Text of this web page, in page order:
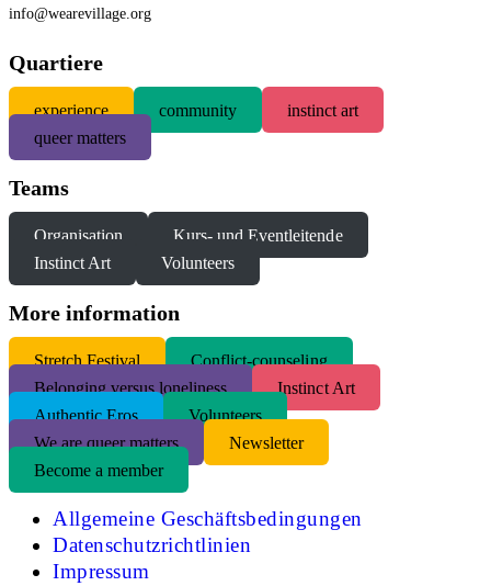
info@wearevillage.org
Quartiere
experience community
instinct art
queer matters
Teams
Organisation
Kurs- und Eventleitende
Instinct Art
Volunteers
More information
Stretch Festival
Conflict-counseling
Belonging versus loneliness
Instinct Art
Authentic Eros
Volunteers
We are queer matters
Newsletter
Become a member
Allgemeine Geschäftsbedingungen
Datenschutzrichtlinien
Impressum